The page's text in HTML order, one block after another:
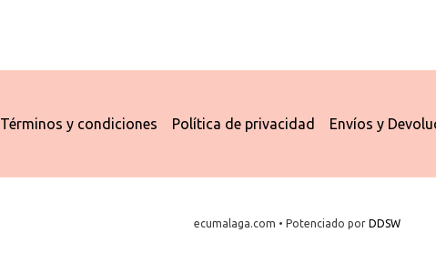
Términos y condiciones Política de privacidad Envíos y
ecumalaga.com • Potenciado por DDSW